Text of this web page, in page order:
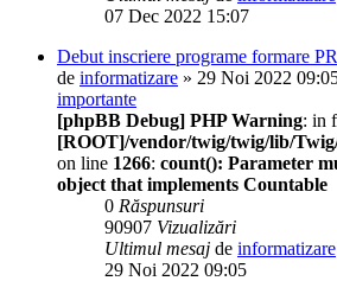
07 Dec 2022 15:07
Debut inscriere programe formare
de informatizare » 29 Noi 2022
importante
[phpBB Debug] PHP Warning: in
[ROOT]/vendor/twig/twig/lib/
on line 1266: count(): Parameter
object that implements Countable
0 Răspunsuri
90907 Vizualizări
Ultimul mesaj de informatizare
29 Noi 2022 09:05